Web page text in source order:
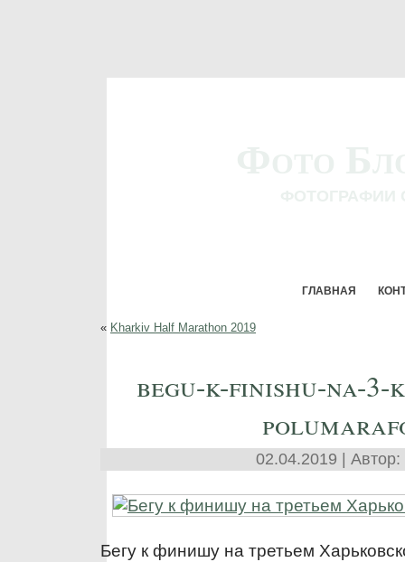
ГЛАВНАЯ
« Kharkiv Half Marathon 2019
begu-k-finishu-na-3-
02.04.2019 | Автор:
Бегу к финишу на третьем